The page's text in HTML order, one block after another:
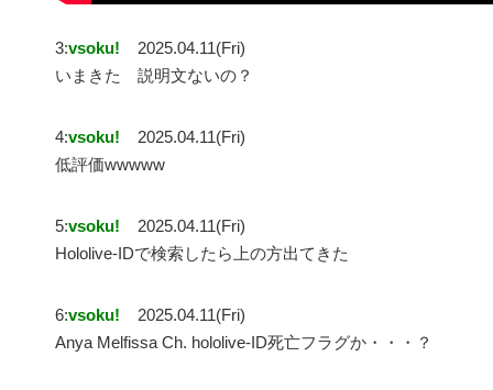
3:vsoku!
2025.04.11(Fri)
いまきた 説明文ないの？
4:vsoku!
2025.04.11(Fri)
低評価wwwww
5:vsoku!
2025.04.11(Fri)
Hololive-IDで検索したら上の方出てきた
6:vsoku!
2025.04.11(Fri)
Anya Melfissa Ch. hololive-ID死亡フラグか・・・？